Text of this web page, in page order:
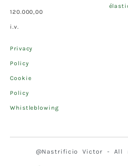
120.000,00
i.v.
Privacy
Policy
Cookie
Policy
Whistleblowing
@Nastrificio Victor - All